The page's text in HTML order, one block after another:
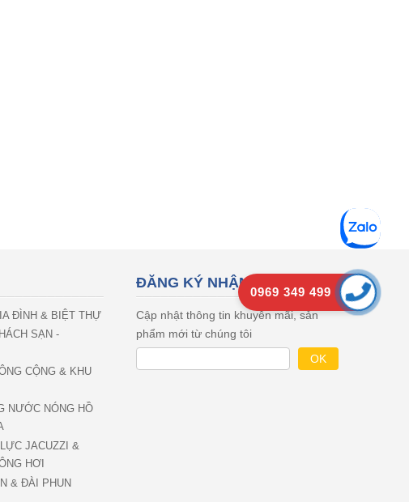
0969 349 499
ĐÌNH & BIỆT THỰ
SẠN -
CỘNG & KHU
NƯỚC NÓNG HỒ
JACUZZI &
HƠI
& ĐÀI PHUN
ĐĂNG KÝ NHẬN EMAIL
Cập nhật thông tin khuyên mãi, sản
phẩm mới từ chúng tôi